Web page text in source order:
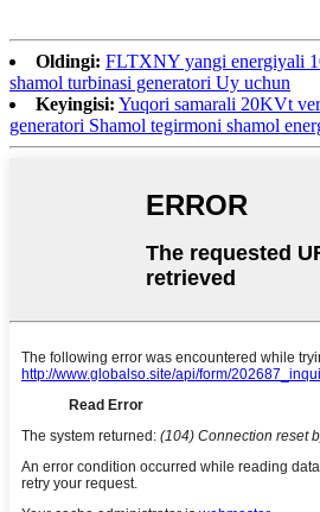
Oldingi: FLTXNY yangi energiyali
shamol turbinasi generatori Uy uchun
Keyingisi: Yuqori samarali 20KVt
generatori Shamol tegirmoni shamol